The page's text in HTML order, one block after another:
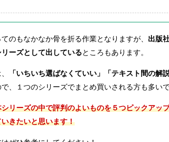
のもなかなか骨を折る作業となりますが、 出版
ーズとして出しているところもあります。
「いちいち選ばなくていい」「テキスト間の解
、１つのシリーズでまとめ買いされる方も多いで
リーズの中で評判のよいものを５つピックアッ
きたいと思います！